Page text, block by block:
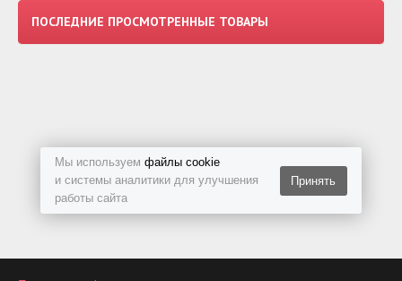
Мы используем файлы cookie
и системы аналитики для улучшения
работы сайта
Принять
ПОСЛЕДНИЕ ПРОСМОТРЕННЫЕ ТОВАРЫ